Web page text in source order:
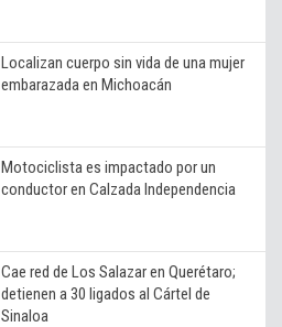
Localizan cuerpo sin vida de una mujer
embarazada en Michoacán
Motociclista es impactado por un
conductor en Calzada Independencia
Cae red de Los Salazar en Querétaro;
detienen a 30 ligados al Cártel de
Sinaloa